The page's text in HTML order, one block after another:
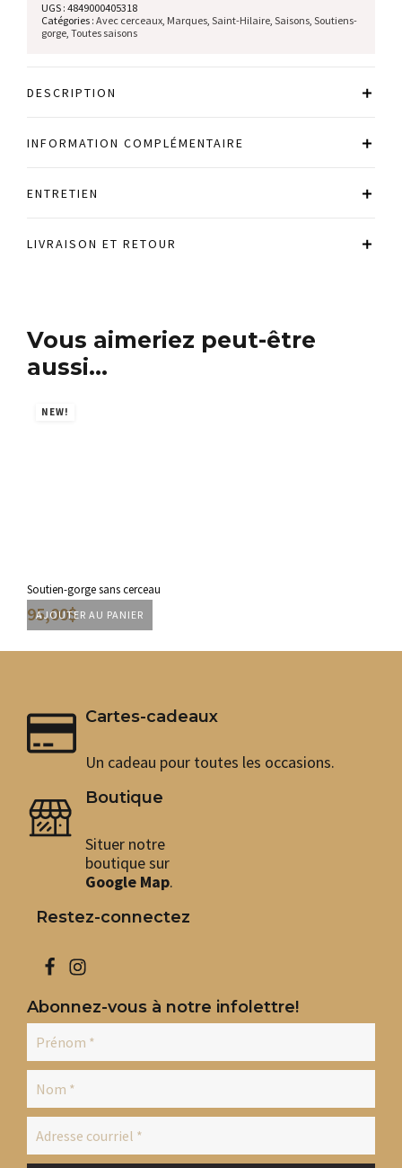
UGS : 4849000405318
Catégories : Avec cerceaux, Marques, Saint-Hilaire, Saisons, Soutiens-
gorge, Toutes saisons
DESCRIPTION
INFORMATION COMPLÉMENTAIRE
ENTRETIEN
LIVRAISON ET RETOUR
Vous aimeriez peut-être
aussi…
NEW!
AJOUTER AU PANIER
Soutien-gorge sans cerceau
95,00$
Cartes-cadeaux
Un cadeau pour toutes les occasions.
Boutique
Situer notre
boutique sur
Google Map.
Restez-connectez
Abonnez-vous à notre infolettre!